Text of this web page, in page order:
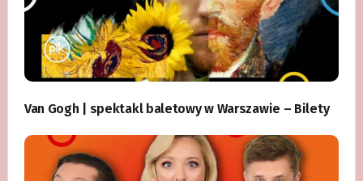
Van Gogh | spektakl baletowy w Warszawie – Bilety